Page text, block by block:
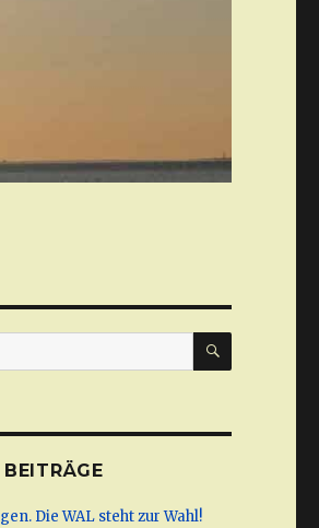
SUCHE
BEITRÄGE
Die WAL steht zur Wahl!